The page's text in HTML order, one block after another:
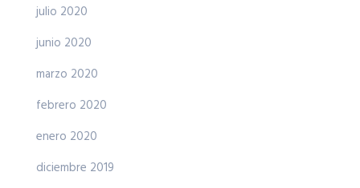
julio 2020
junio 2020
marzo 2020
febrero 2020
enero 2020
diciembre 2019